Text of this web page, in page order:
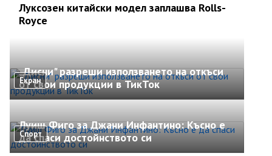
Луксозен китайски модел заплашва Rolls-
Royce
Екран
„Дисни" разреши използването на откъси
от свои продукции в ТикТок
Спорт
Луиш Фиго за Джани Инфантино: Късно е
да спаси достойнството си